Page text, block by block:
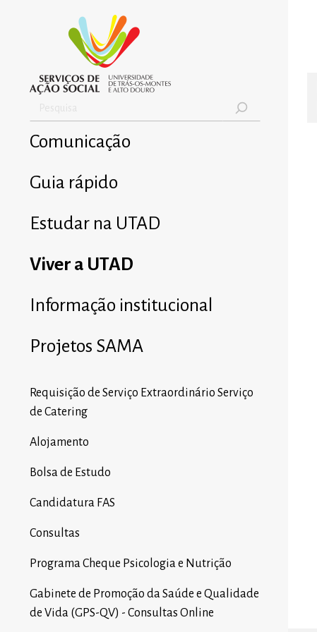
Comunicação
Guia rápido
Estudar na UTAD
Viver a UTAD
Informação institucional
Projetos SAMA
Requisição de Serviço Extraordinário Serviço
de Catering
Alojamento
Bolsa de Estudo
Candidatura FAS
Consultas
Programa Cheque Psicologia e Nutrição
Gabinete de Promoção da Saúde e Qualidade
de Vida (GPS-QV) - Consultas Online